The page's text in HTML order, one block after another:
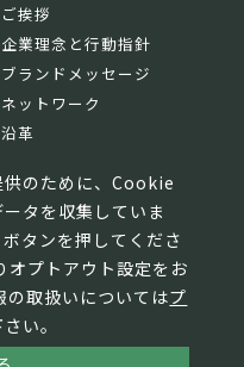
供のために、Cookie
タを収集していま
タンを押してくださ
オプトアウト設定をお
の取扱いについてはプ
い。
ご挨拶
企業理念と行動指針
ブランドメッセージ
ネットワーク
沿革